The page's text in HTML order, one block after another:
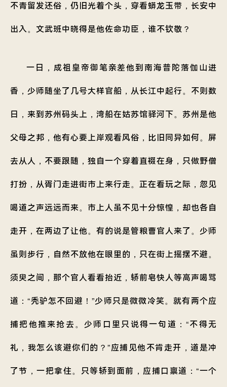
不青留发还俗，仍旧光着个头，穿看蟒龙玉带，长安中
出入。文武班中晓得是他佐命功臣，谁不钦敬？
一日，成祖皇帝御笔亲差他到南海普陀落伽山进
香，少师随坐了几号大样官船，从长江中起行。不则数
日，来到苏州码头上，湾船在姑苏馆驿河下。苏州是他
父母之邦，他有心要上岸观看风俗，比旧同异如何。屏
去从人，不要跟随，独自一个穿着直裰在身，只做野僧
打扮，从胥门走进街市上来行走。正在看玩之际，忽见
喝道之声远远而来。市上人虽不见十分惊惶，却也各自
走开，在两边了让他。有的说是管粮曹官人来了。少师
虽则步行，自然不放他在眼里的，只在街上摇摆不避。
须臾之间，那个官人看看抬近，轿前皂快人等高声喝骂
道：“秃驴怎不回避！”少师只是微微冷笑。就有两个应
捕把他推来抢去。少师口里只说得一句道：“不得无
礼，我怎么该避你们的？”应捕见他不肯走开，道是冲
了节，一把拿住。只等轿到面前，应捕口禀道：“一个